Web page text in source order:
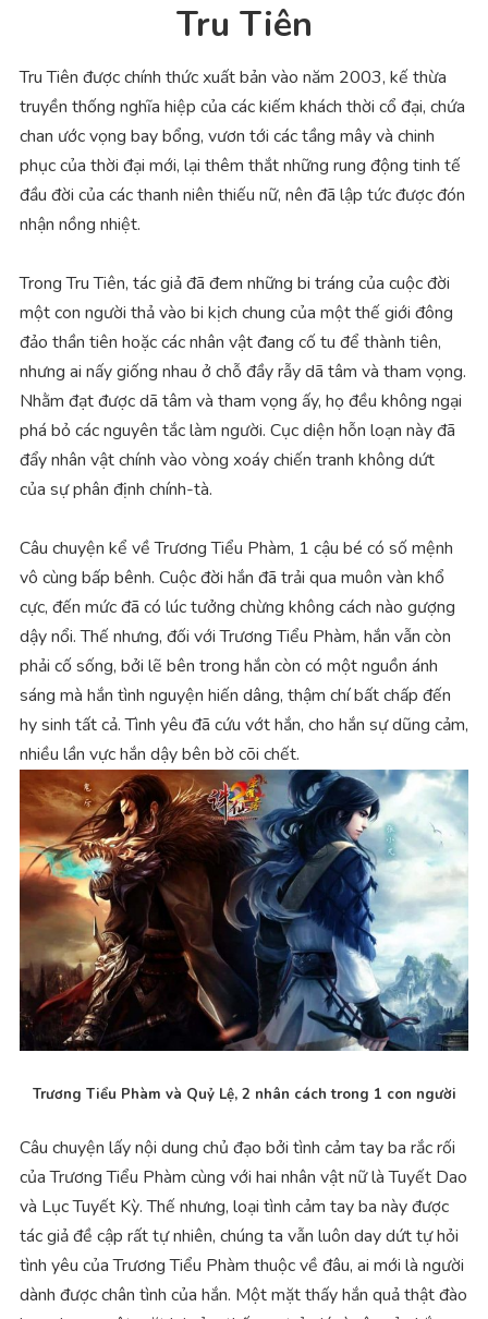
Tru Tiên
Tru Tiên được chính thức xuất bản vào năm 2003, kế thừa
truyền thống nghĩa hiệp của các kiếm khách thời cổ đại, chứa
chan ước vọng bay bổng, vươn tới các tầng mây và chinh
phục của thời đại mới, lại thêm thắt những rung động tinh tế
đầu đời của các thanh niên thiếu nữ, nên đã lập tức được đón
nhận nồng nhiệt.
Trong Tru Tiên, tác giả đã đem những bi tráng của cuộc đời
một con người thả vào bi kịch chung của một thế giới đông
đảo thần tiên hoặc các nhân vật đang cố tu để thành tiên,
nhưng ai nấy giống nhau ở chỗ đầy rẫy dã tâm và tham vọng.
Nhằm đạt được dã tâm và tham vọng ấy, họ đều không ngại
phá bỏ các nguyên tắc làm người. Cục diện hỗn loạn này đã
đẩy nhân vật chính vào vòng xoáy chiến tranh không dứt
của sự phân định chính-tà.
Câu chuyện kể về Trương Tiểu Phàm, 1 cậu bé có số mệnh
vô cùng bấp bênh. Cuộc đời hắn đã trải qua muôn vàn khổ
cực, đến mức đã có lúc tưởng chừng không cách nào gượng
dậy nổi. Thế nhưng, đối với Trương Tiểu Phàm, hắn vẫn còn
phải cố sống, bởi lẽ bên trong hắn còn có một nguồn ánh
sáng mà hắn tình nguyện hiến dâng, thậm chí bất chấp đến
hy sinh tất cả. Tình yêu đã cứu vớt hắn, cho hắn sự dũng cảm,
nhiều lần vực hắn dậy bên bờ cõi chết.
Trương Tiểu Phàm và Quỷ Lệ, 2 nhân cách trong 1 con người
Câu chuyện lấy nội dung chủ đạo bởi tình cảm tay ba rắc rối
của Trương Tiểu Phàm cùng với hai nhân vật nữ là Tuyết Dao
và Lục Tuyết Kỳ. Thế nhưng, loại tình cảm tay ba này được
tác giả đề cập rất tự nhiên, chúng ta vẫn luôn day dứt tự hỏi
tình yêu của Trương Tiểu Phàm thuộc về đâu, ai mới là người
dành được chân tình của hắn. Một mặt thấy hắn quả thật đào